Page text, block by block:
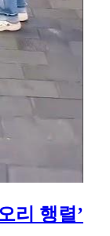
리 행렬’